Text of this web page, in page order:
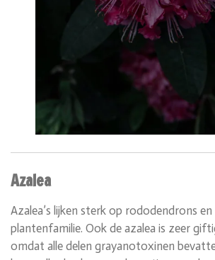
Azalea
Azalea’s lijken sterk op rododendrons
plantenfamilie. Ook de azalea is zeer
omdat alle delen grayanotoxinen